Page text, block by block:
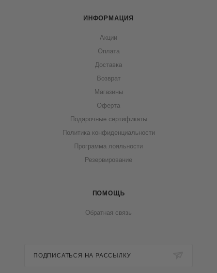
ИНФОРМАЦИЯ
Акции
Оплата
Доставка
Возврат
Магазины
Оферта
Подарочные сертификаты
Политика конфиденциальности
Программа лояльности
Резервирование
ПОМОЩЬ
Обратная связь
ПОДПИСАТЬСЯ НА РАССЫЛКУ